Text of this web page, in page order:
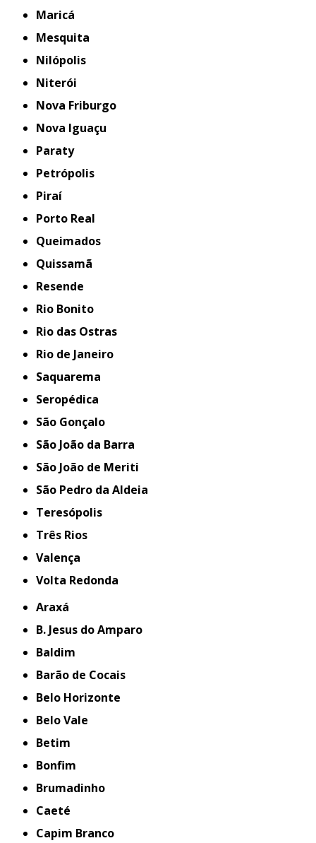
Maricá
Mesquita
Nilópolis
Niterói
Nova Friburgo
Nova Iguaçu
Paraty
Petrópolis
Piraí
Porto Real
Queimados
Quissamã
Resende
Rio Bonito
Rio das Ostras
Rio de Janeiro
Saquarema
Seropédica
São Gonçalo
São João da Barra
São João de Meriti
São Pedro da Aldeia
Teresópolis
Três Rios
Valença
Volta Redonda
Araxá
B. Jesus do Amparo
Baldim
Barão de Cocais
Belo Horizonte
Belo Vale
Betim
Bonfim
Brumadinho
Caeté
Capim Branco